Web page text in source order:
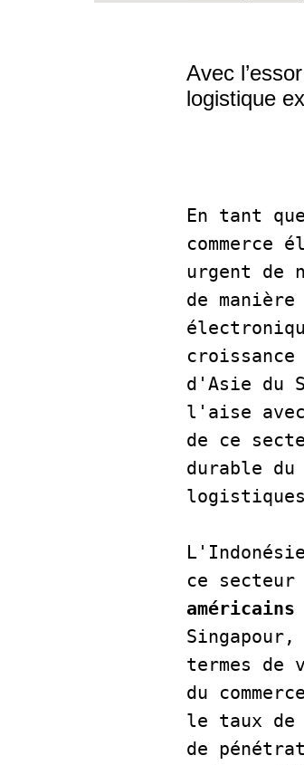
Avec
logistique
En tant
urgent de
de
d'Asie du
l'aise
de ce
durable
ce
américains
termes de
du
le taux de
de